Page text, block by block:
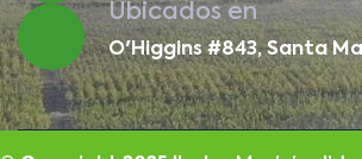
Ubicados en
O'Higgins #843, Santa